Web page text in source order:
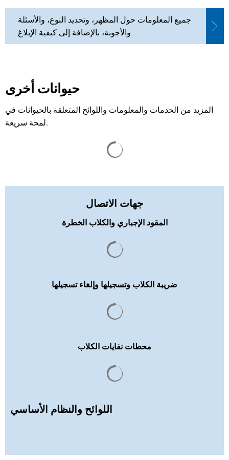
جميع المعلومات حول المظهر، وتحديد النوع، والأسئلة
والأجوبة، بالإضافة إلى كيفية الإبلاغ
حيوانات أخرى
المزيد من الخدمات والمعلومات واللوائح المتعلقة بالحيوانات في
لمحة سريعة.
جهات الاتصال
المقود الإجباري والكلاب الخطرة
ضريبة الكلاب وتسجيلها وإلغاء تسجيلها
محطات نفايات الكلاب
اللوائح والنظام الأساسي